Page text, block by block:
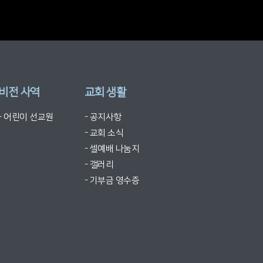
비전 사역
어린이 선교원
교회 생활
- 공지사항
- 교회 소식
- 셀예배 나눔지
- 갤러리
- 기부금 영수증